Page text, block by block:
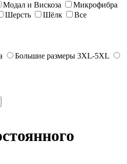
Модал и Вискоза
Микрофибра
Шерсть Шёлк Все
Большие размеры 3XL-5XL